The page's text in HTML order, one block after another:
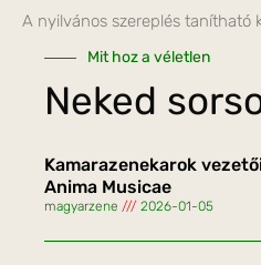
A nyilvános szereplés tanítható
Mit hoz a véletlen
Neked
Kamarazenekarok
Anima Musicae
magyarzene 2026-01-05